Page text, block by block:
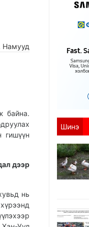
Намууд
байна.
дээр
нь
Шинэ